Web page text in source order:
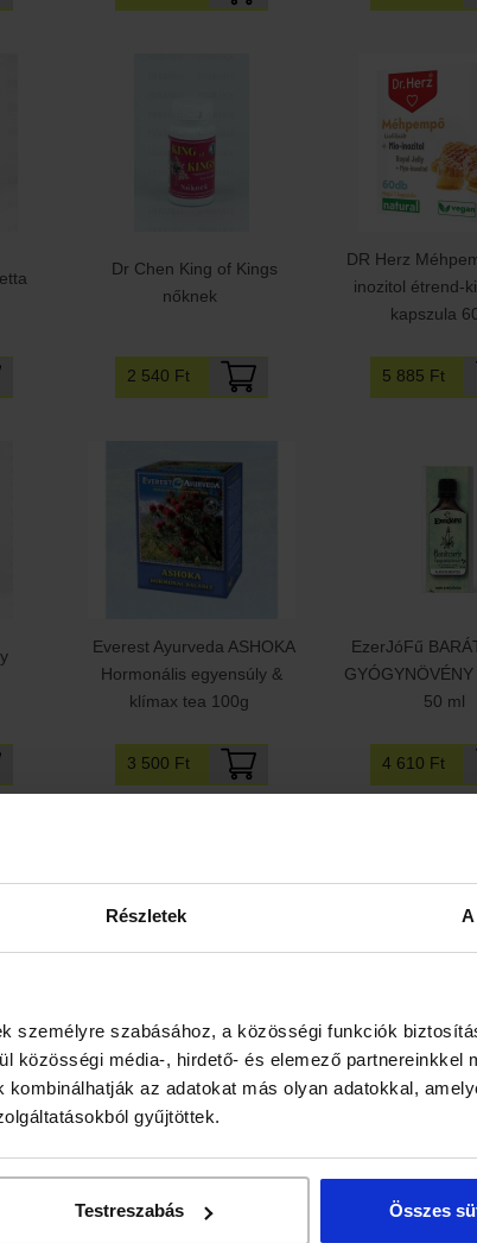
Részletek
személyre szabásához, a közösségi funkciók
közösségi média-, hirdető- és elemező partnereinkkel
az adatokat más olyan adatokkal,
gyűjtöttek.
Testreszabás Összes
Dr Chen King of Kings
nőknek
2 540 Ft
DR Herz
inozitol étrend-
kapszula
5 885 Ft
Everest Ayurveda ASHOKA
Hormonális egyensúly &
klímax tea 100g
3 500 Ft
EzerJóFű
50 ml
4 610 Ft